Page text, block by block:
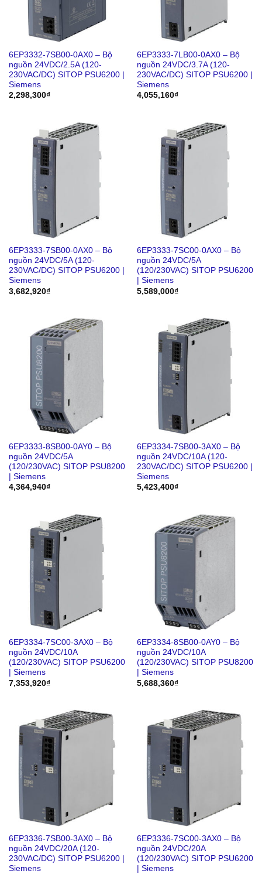
6EP3332-7SB00-0AX0 – Bộ
nguồn 24VDC/2.5A (120-
230VAC/DC) SITOP PSU6200 |
Siemens
2,298,300₫
6EP3333-7LB00-0AX0 – Bộ
nguồn 24VDC/3.7A (120-
230VAC/DC) SITOP PSU6200 |
Siemens
4,055,160₫
6EP3333-7SB00-0AX0 – Bộ
nguồn 24VDC/5A (120-
230VAC/DC) SITOP PSU6200 |
Siemens
3,682,920₫
6EP3333-7SC00-0AX0 – Bộ
nguồn 24VDC/5A
(120/230VAC) SITOP PSU6200
| Siemens
5,589,000₫
6EP3333-8SB00-0AY0 – Bộ
nguồn 24VDC/5A
(120/230VAC) SITOP PSU8200
| Siemens
4,364,940₫
6EP3334-7SB00-3AX0 – Bộ
nguồn 24VDC/10A (120-
230VAC/DC) SITOP PSU6200 |
Siemens
5,423,400₫
6EP3334-7SC00-3AX0 – Bộ
nguồn 24VDC/10A
(120/230VAC) SITOP PSU6200
| Siemens
7,353,920₫
6EP3334-8SB00-0AY0 – Bộ
nguồn 24VDC/10A
(120/230VAC) SITOP PSU8200
| Siemens
5,688,360₫
6EP3336-7SB00-3AX0 – Bộ
nguồn 24VDC/20A (120-
230VAC/DC) SITOP PSU6200 |
Siemens
6EP3336-7SC00-3AX0 – Bộ
nguồn 24VDC/20A
(120/230VAC) SITOP PSU6200
| Siemens